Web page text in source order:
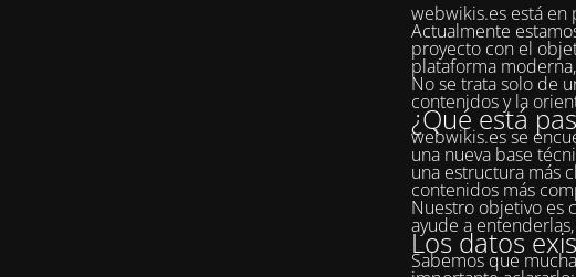
webwikis.es está en
Actualmente
proyecto con el
plataforma
No se trata solo de
contenidos y la
¿Qué está
webwikis.es se
una nueva base
una estructura más
contenidos más
Nuestro objetivo es
ayude a
Los datos
Sabemos que